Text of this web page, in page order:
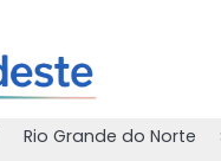
Rio Grande do Norte